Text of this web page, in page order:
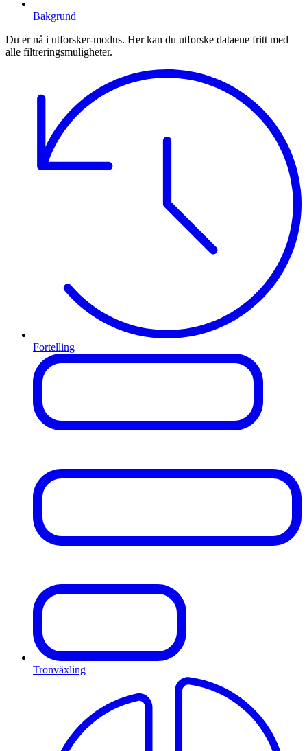
Bakgrund
Du er nå i utforsker-modus. Her kan du utforske dataene fritt med
alle filtreringsmuligheter.
Fortelling
Tronväxling